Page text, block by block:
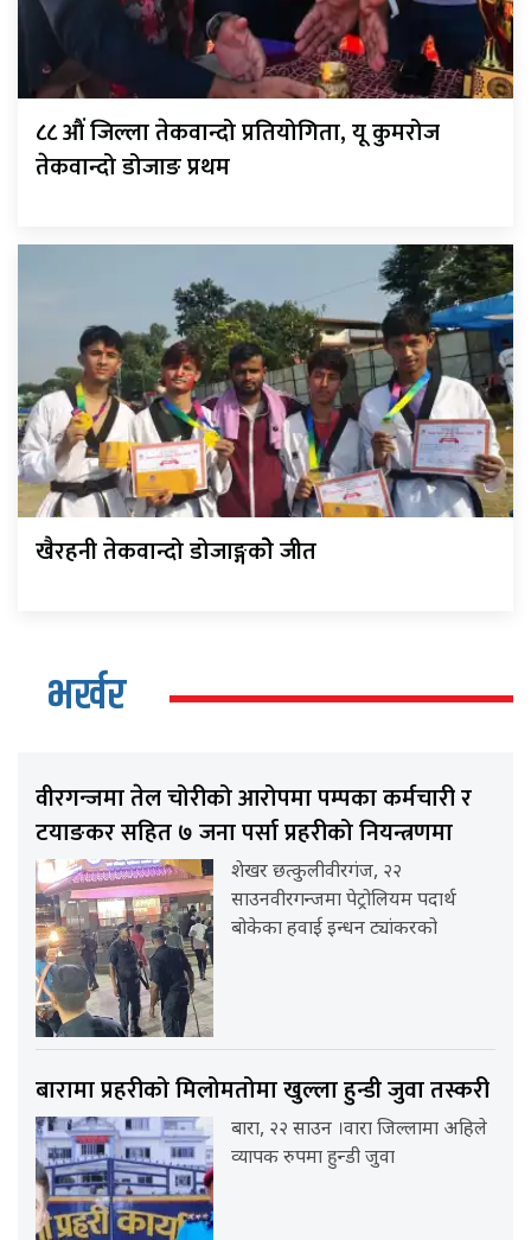
८८ औं जिल्ला तेकवान्दो प्रतियोगिता, यू कुमरोज
तेकवान्दो डोजाङ प्रथम
खैरहनी तेकवान्दो डोजाङ्गकोे जीत
भर्खर
वीरगन्जमा तेल चोरीको आरोपमा पम्पका कर्मचारी र
टयाङकर सहित ७ जना पर्सा प्रहरीको नियन्त्रणमा
शेखर छत्कुलीवीरगंज, २२
साउनवीरगन्जमा पेट्रोलियम पदार्थ
बोकेका हवाई इन्धन ट्यांकरको
बारामा प्रहरीको मिलोमतोमा खुल्ला हुन्डी जुवा तस्करी
बारा, २२ साउन ।वारा जिल्लामा अहिले
व्यापक रुपमा हुन्डी जुवा